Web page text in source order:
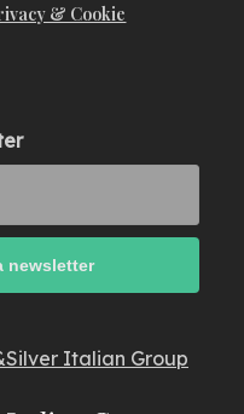
& Cookie
Italian Group